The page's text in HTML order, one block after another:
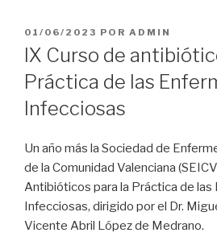
PUBLICADO
EL
01/06/2023 POR ADMIN
IX Curso de
Práctica de las
Infecciosas
Un año más la Sociedad de
de la Comunidad Valenciana
Antibióticos para la Práctica de las
Infecciosas, dirigido por el Dr.
Vicente Abril López de Medrano.